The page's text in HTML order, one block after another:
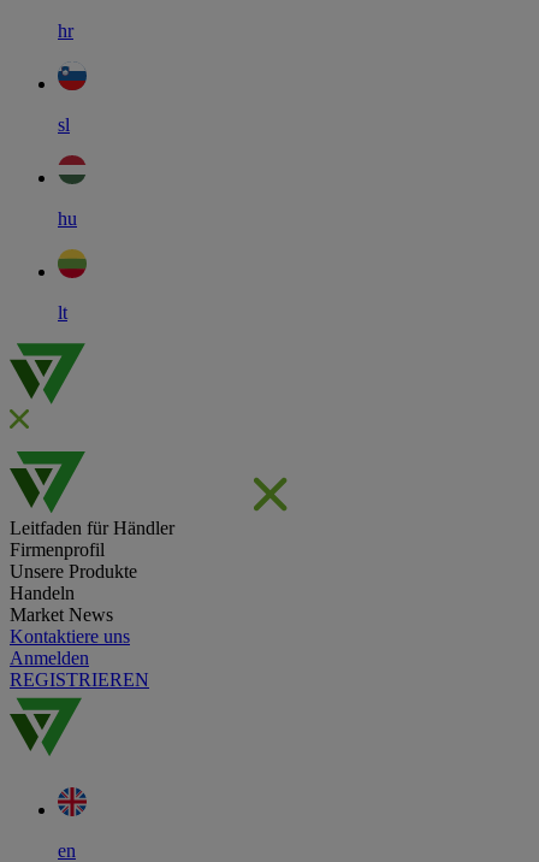
hr
sl
hu
lt
Leitfaden für Händler
Firmenprofil
Unsere Produkte
Handeln
Market News
Kontaktiere uns
Anmelden
REGISTRIEREN
en